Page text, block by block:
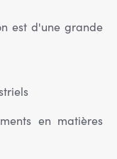
est d'une grande
en matières